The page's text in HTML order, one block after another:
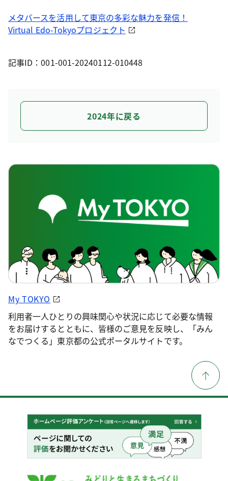
メタバースを活用して東京の多彩な魅力を発信！
Virtual Edo-Tokyoプロジェクト
記事ID：001-001-20240112-010448
2024年に戻る
My TOKYO
利用者一人ひとりの興味関心や状況に応じて必要な情報
をお届けするとともに、皆様のご意見を反映し、「みん
なでつくる」東京都の公式ポータルサイトです。